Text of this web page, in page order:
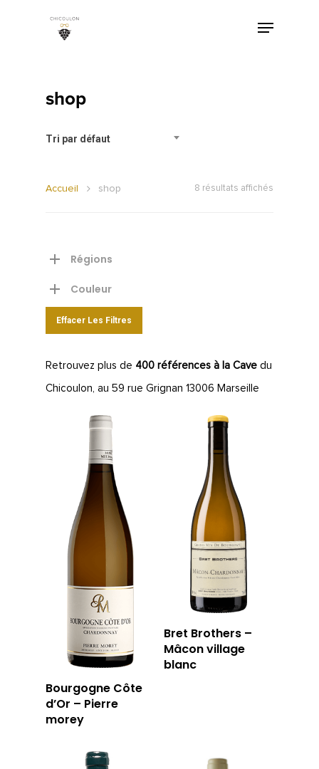
shop
Tri par défaut
8 résultats affichés
Accueil shop
Régions
Couleur
Effacer Les Filtres
Retrouvez plus de 400 références à la Cave du
Chicoulon, au 59 rue Grignan 13006 Marseille
Bourgogne Côte
d’Or – Pierre
morey
Bret Brothers –
Mâcon village
blanc